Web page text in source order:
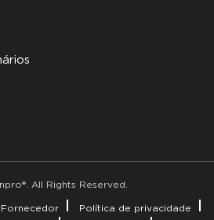
All Rights Reserved.
Política de privacidade